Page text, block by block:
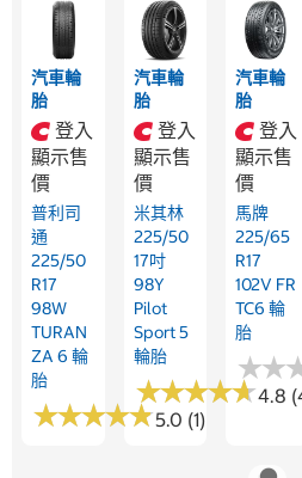
汽車輪
胎
登入
顯示售
價
普利司
通
225/50
R17
98W
TURAN
ZA 6 輪
胎
★★★★★
★★★★★5.0 (1)
汽車輪
胎
登入
顯示售
價
米其林
225/50
17吋
98Y
Pilot
Sport 5
輪胎
★★★★★
★★★★★4.8
汽車輪
胎
登入
顯示售
價
馬牌
225/65
R17
102V FR
TC6 輪
胎
★★
★★